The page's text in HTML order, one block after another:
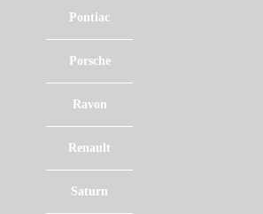
Pontiac
Porsche
Ravon
Renault
Saturn